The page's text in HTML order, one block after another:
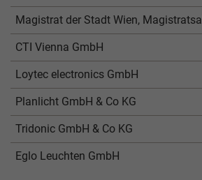
Magistrat der Stadt Wien,
CTI Vienna GmbH
Loytec electronics GmbH
Planlicht GmbH & Co KG
Tridonic GmbH & Co KG
Eglo Leuchten GmbH